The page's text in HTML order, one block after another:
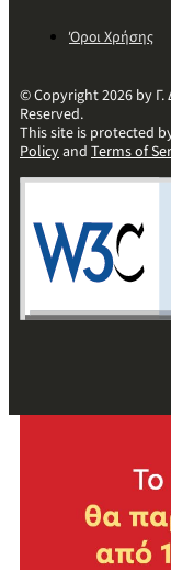
Όροι Χρήσης
© Copyright 2026 by Γ.
Reserved.
This site is protected
Policyand Terms of